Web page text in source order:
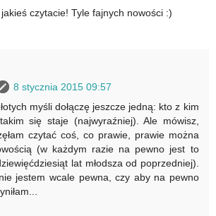
czytacie! Tyle fajnych nowości :)
8 stycznia 2015 09:57
myśli dołączę jeszcze jedną: kto z kim
się staje (najwyraźniej). Ale mówisz,
czytać coś, co prawie, prawie można
(w każdym razie na pewno jest to
lat młodsza od poprzedniej).
jestem wcale pewna, czy aby na pewno